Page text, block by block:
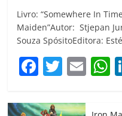
Livro: “Somewhere In
Maiden”Autor: Stjepan
Souza SpósitoEditora:
F
c
T
itt
E